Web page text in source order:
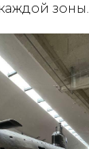
зоны.